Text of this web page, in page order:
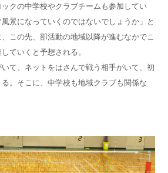
クの中学校やクラブチームも参加してい
景になっていくのではないでしょうか」と
この先、部活動の地域以降が進むなかでこ
ていくと予想される。
て、ネットをはさんで戦う相手がいて、初
。そこに、中学校も地域クラブも関係な